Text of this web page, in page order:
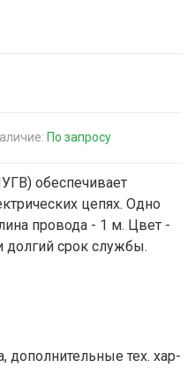
По запросу
обеспечивает
цепях. Одно
провода - 1 м. Цвет -
долгий срок службы.
дополнительные тех. хар-